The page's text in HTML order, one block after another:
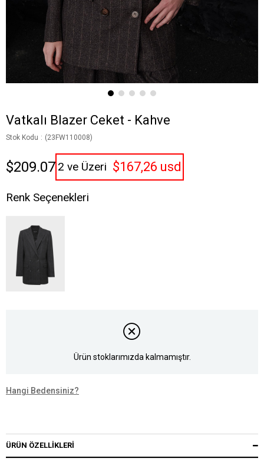
Vatkalı Blazer Ceket - Kahve
Stok Kodu (23FW110008)
$209.07 2 ve Üzeri $167,26 usd
Renk Seçenekleri
Ürün stoklarımızda kalmamıştır.
Hangi Bedensiniz?
ÜRÜN ÖZELLIKLERI